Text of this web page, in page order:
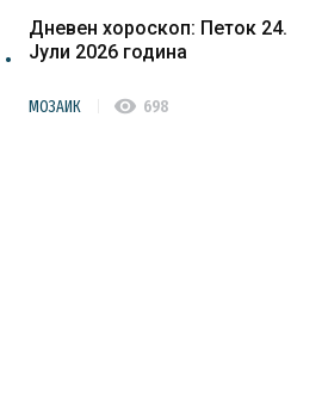
Дневен хороскоп: Петок 24.
Јули 2026 година
МОЗАИК visibility 698